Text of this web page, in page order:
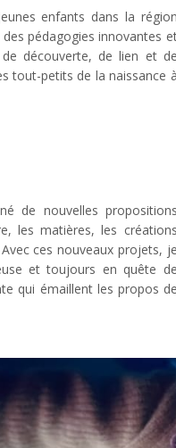
enfants dans la région
des pédagogies innovantes
découverte, de lien et de
tout-petits de la naissance à
de nouvelles propositions
les matières, les créations
ces nouveaux projets, je
et toujours en quête de
qui émaillent les propos de